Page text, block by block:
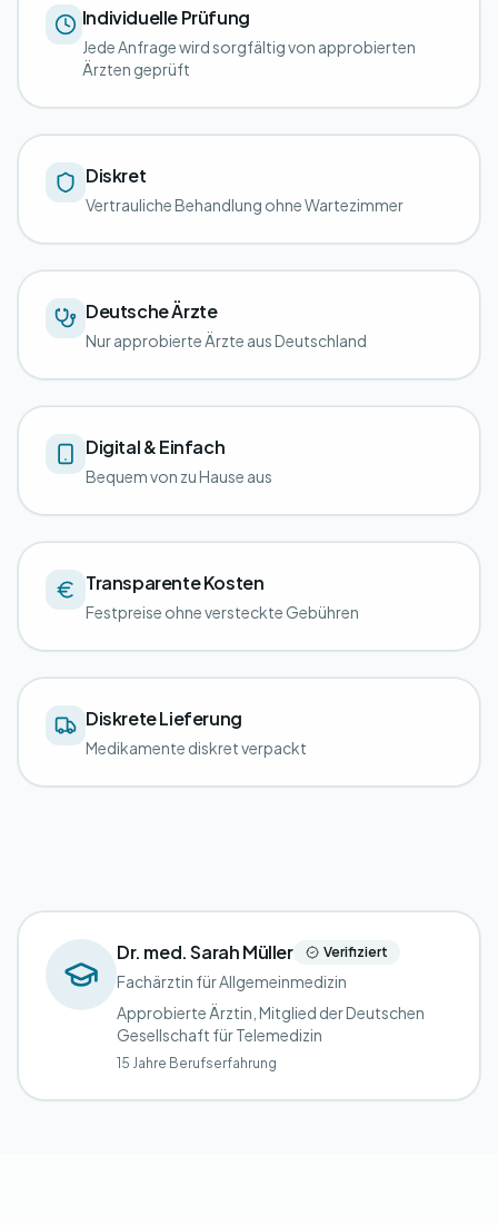
Individuelle Prüfung
Jede Anfrage wird sorgfältig von approbierten
Ärzten geprüft
Diskret
Vertrauliche Behandlung ohne Wartezimmer
Deutsche Ärzte
Nur approbierte Ärzte aus Deutschland
Digital & Einfach
Bequem von zu Hause aus
Transparente Kosten
Festpreise ohne versteckte Gebühren
Diskrete Lieferung
Medikamente diskret verpackt
Dr. med. Sarah Müller Verifiziert
Fachärztin für Allgemeinmedizin
Approbierte Ärztin, Mitglied der Deutschen
Gesellschaft für Telemedizin
15 Jahre Berufserfahrung